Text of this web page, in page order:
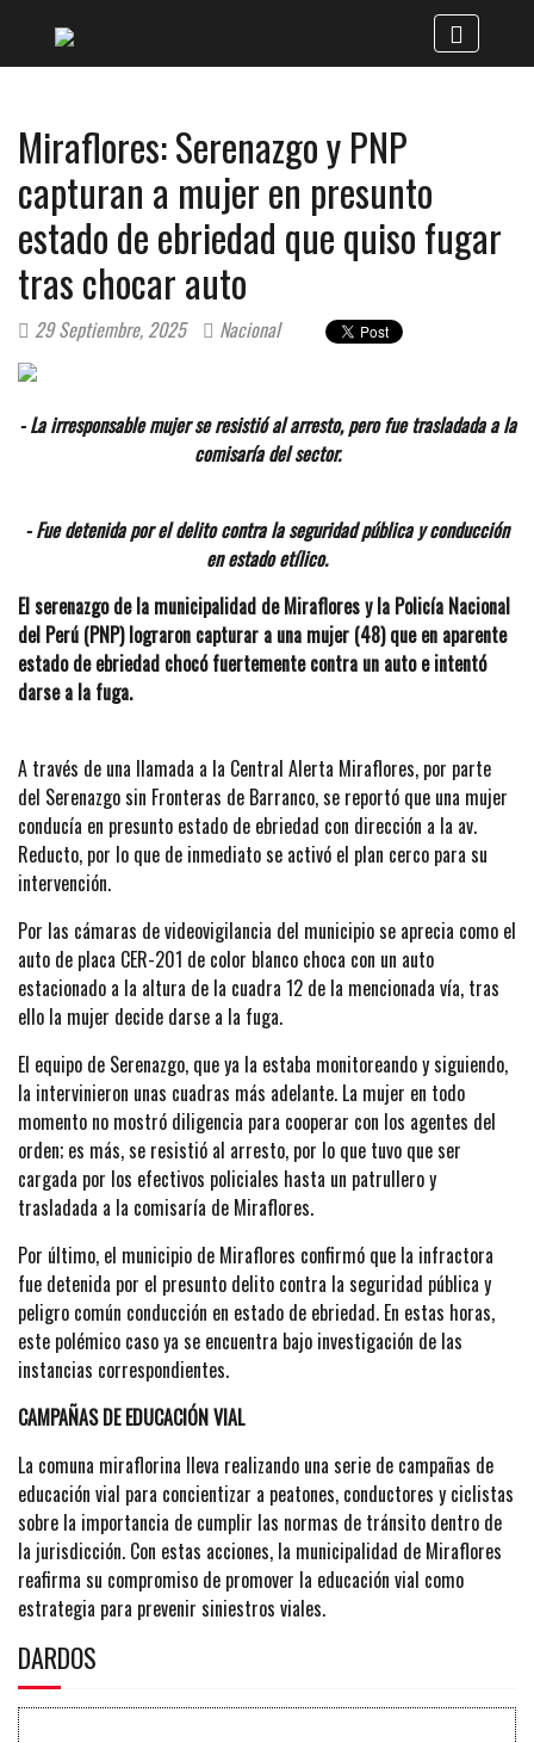
Miraflores: Serenazgo y PNP
capturan a mujer en presunto
estado de ebriedad que quiso fugar
tras chocar auto
29 Septiembre, 2025 Nacional
- La irresponsable mujer se resistió al arresto, pero fue trasladada a la
comisaría del sector.
- Fue detenida por el delito contra la seguridad pública y conducción
en estado etílico.
El serenazgo de la municipalidad de Miraflores y la Policía Nacional
del Perú (PNP) lograron capturar a una mujer (48) que en aparente
estado de ebriedad chocó fuertemente contra un auto e intentó
darse a la fuga.
A través de una llamada a la Central Alerta Miraflores, por parte
del Serenazgo sin Fronteras de Barranco, se reportó que una mujer
conducía en presunto estado de ebriedad con dirección a la av.
Reducto, por lo que de inmediato se activó el plan cerco para su
intervención.
Por las cámaras de videovigilancia del municipio se aprecia como el
auto de placa CER-201 de color blanco choca con un auto
estacionado a la altura de la cuadra 12 de la mencionada vía, tras
ello la mujer decide darse a la fuga.
El equipo de Serenazgo, que ya la estaba monitoreando y siguiendo,
la intervinieron unas cuadras más adelante. La mujer en todo
momento no mostró diligencia para cooperar con los agentes del
orden; es más, se resistió al arresto, por lo que tuvo que ser
cargada por los efectivos policiales hasta un patrullero y
trasladada a la comisaría de Miraflores.
Por último, el municipio de Miraflores confirmó que la infractora
fue detenida por el presunto delito contra la seguridad pública y
peligro común conducción en estado de ebriedad. En estas horas,
este polémico caso ya se encuentra bajo investigación de las
instancias correspondientes.
CAMPAÑAS DE EDUCACIÓN VIAL
La comuna miraflorina lleva realizando una serie de campañas de
educación vial para concientizar a peatones, conductores y ciclistas
sobre la importancia de cumplir las normas de tránsito dentro de
la jurisdicción. Con estas acciones, la municipalidad de Miraflores
reafirma su compromiso de promover la educación vial como
estrategia para prevenir siniestros viales.
DARDOS